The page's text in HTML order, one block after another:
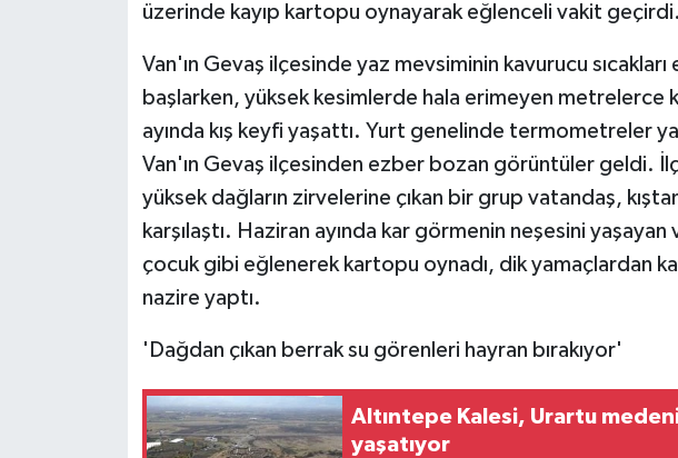
üzerinde kayıp kartopu oynayarak eğlenceli vakit geçirdi.
Van'ın Gevaş ilçesinde yaz mevsiminin kavurucu
başlarken, yüksek kesimlerde hala erimeyen metrelerce
ayında kış keyfi yaşattı. Yurt genelinde termometreler
Van'ın Gevaş ilçesinden ezber bozan görüntüler geldi.
yüksek dağların zirvelerine çıkan bir grup vatandaş,
karşılaştı. Haziran ayında kar görmenin neşesini
çocuk gibi eğlenerek kartopu oynadı, dik yamaçlardan
nazire yaptı.
'Dağdan çıkan berrak su görenleri hayran bırakıyor'
Altıntepe Kalesi, Urartu
yaşatıyor